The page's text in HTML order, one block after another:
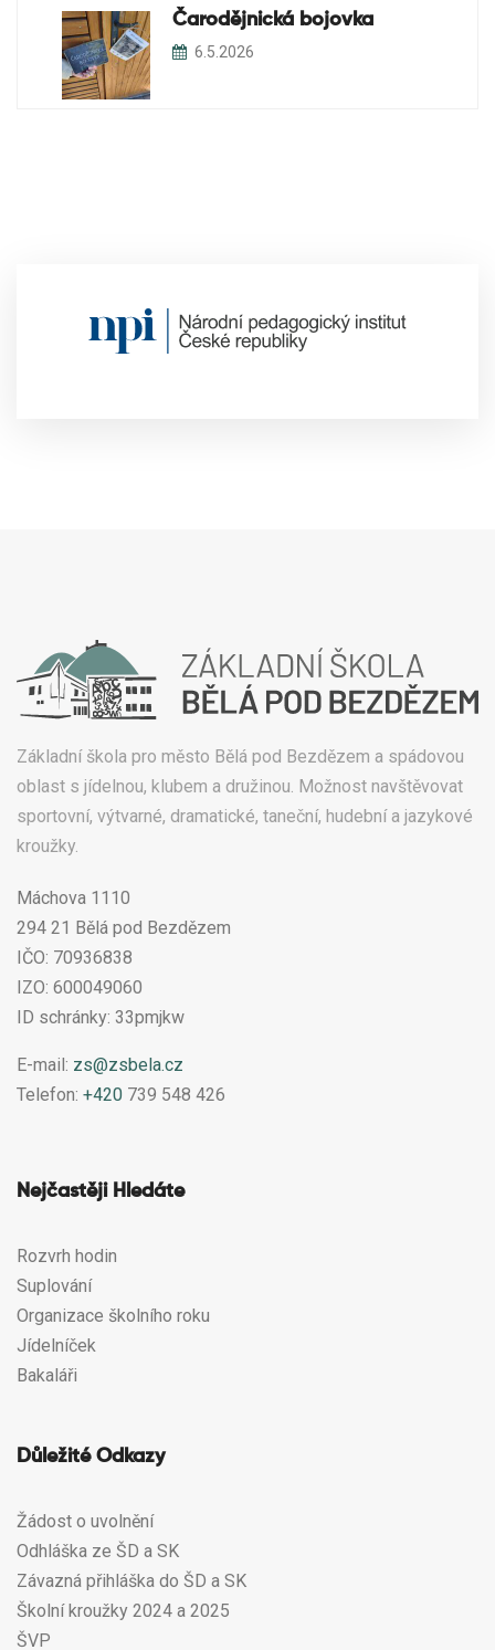
Čarodějnická bojovka
6.5.2026
Základní škola pro město Bělá pod Bezdězem a spádovou
oblast s jídelnou, klubem a družinou. Možnost navštěvovat
sportovní, výtvarné, dramatické, taneční, hudební a jazykové
kroužky.
Máchova 1110
294 21 Bělá pod Bezdězem
IČO: 70936838
IZO: 600049060
ID schránky: 33pmjkw
E-mail: zs@zsbela.cz
Telefon: +420 739 548 426
Nejčastěji Hledáte
Rozvrh hodin
Suplování
Organizace školního roku
Jídelníček
Bakaláři
Důležité Odkazy
Žádost o uvolnění
Odhláška ze ŠD a SK
Závazná přihláška do ŠD a SK
Školní kroužky 2024 a 2025
ŠVP